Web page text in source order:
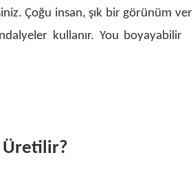
Çoğu insan, şık bir görünüm
kullanır. You boyayabilir
Üretilir?